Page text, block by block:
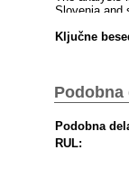
Slovenia and
show that
influence of
policy
European
applied in
for future
Ključne
Podobna
Podobna
RUL: